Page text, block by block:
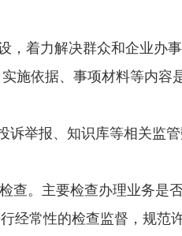
，着力解决群众和企业办
施依据、事项材料等内容
诉举报、知识库等相关监
查。主要检查办理业务是
经常性的检查监督，规范